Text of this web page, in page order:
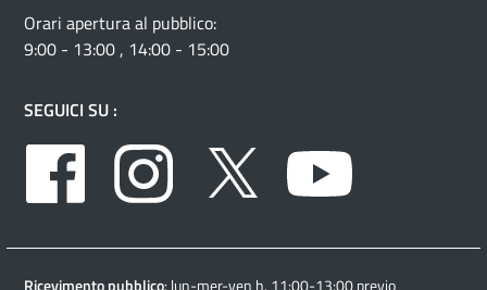
Orari apertura al pubblico:
9:00 - 13:00 , 14:00 - 15:00
SEGUICI SU :
Facebook
Instagram Twitter
Ricevimento pubblico: lun-mer-ven h. 11:00-13:00 previo